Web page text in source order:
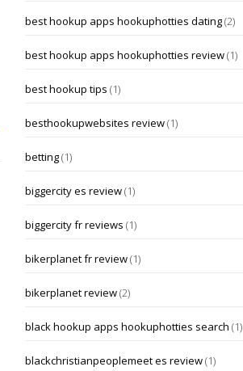
best hookup apps hookuphotties dating(2)
best hookup apps hookuphotties review(1)
best hookup tips (1)
besthookupwebsites review(1)
betting(1)
biggercity es review(1)
biggercity fr reviews (1)
bikerplanet fr review(1)
bikerplanet review(2)
black hookup apps hookuphotties search (1)
blackchristianpeoplemeet es review(1)